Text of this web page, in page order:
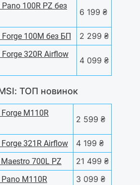
100R PZ без
6 199 ₴
100M без БП
2 299 ₴
320R Airflow
4 099 ₴
ТОП новинок
M110R
2 599 ₴
321R Airflow
4 199 ₴
700L PZ
21 499 ₴
M110R 3 099 ₴